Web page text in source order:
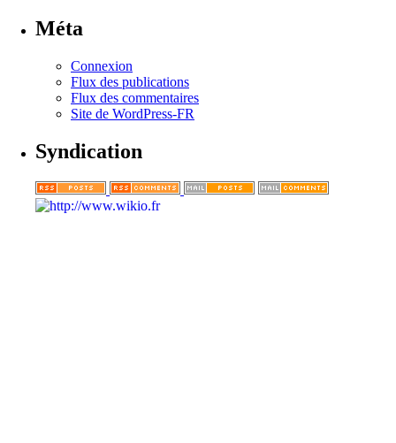
Méta
Connexion
Flux des publications
Flux des commentaires
Site de WordPress-FR
Syndication